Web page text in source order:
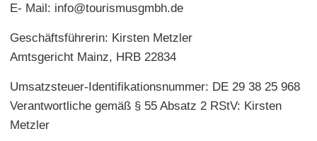
E- Mail: info@tourismusgmbh.de
Geschäftsführerin: Kirsten Metzler
Amtsgericht Mainz, HRB 22834
Umsatzsteuer-Identifikationsnummer: DE 29 38 25 968
Verantwortliche gemäß § 55 Absatz 2 RStV: Kirsten
Metzler